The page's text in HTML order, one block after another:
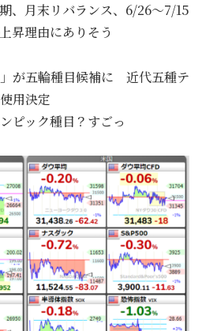
、月末リバランス、6/26～7/15
昇理由にありそう
が五輪種目候補に 近代五種テ
用決定
ピック種目？すごっ